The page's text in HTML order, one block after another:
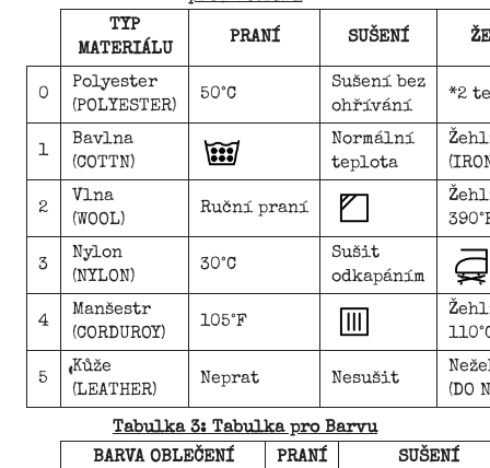
TYP
MATERIÁLU
PRANÍ SUŠENÍ
0
Polyester
(POLYESTER)
50°C
Sušení bez
ohřívání
*2
1
Bavlna
(COTTN)
Normální
teplota
2
Vlna
(WOOL)
Ruční praní
3
Nylon
(NYLON)
30°C
Sušit
odkapáním
4
Manšestr
(CORDUROY)
105°F
5
Kůže
(LEATHER)
Neprat Nesušit
(DO
Tabulka 3: Tabulka pro Barvu
BARVA OBLEČENÍ
PRANÍ SUŠENÍ